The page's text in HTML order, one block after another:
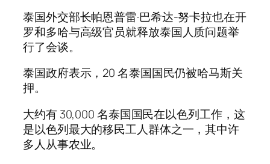
泰国外交部长帕恩普雷·巴希达-努卡拉也在开
罗和多哈与高级官员就释放泰国人质问题举
行了会谈。
泰国政府表示，20 名泰国国民仍被哈马斯关
押。
大约有 30,000 名泰国国民在以色列工作，这
是以色列最大的移民工人群体之一，其中许
多人从事农业。